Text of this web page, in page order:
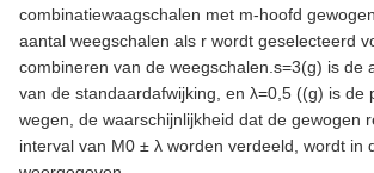
combinatiewaagschalen met m-hoofd
aantal weegschalen als r wordt geselecteerd
combineren van de weegschalen.s=3(g) is de
van de standaardafwijking, en λ=0,5 ((g) is de
wegen, de waarschijnlijkheid dat de gewogen
interval van M0 ± λ worden verdeeld, wordt in